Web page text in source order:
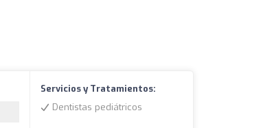
Servicios y Tratamientos:
Dentistas pediátricos